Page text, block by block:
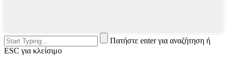
Πατήστε enter για αναζήτηση ή
ESC για κλείσιμο